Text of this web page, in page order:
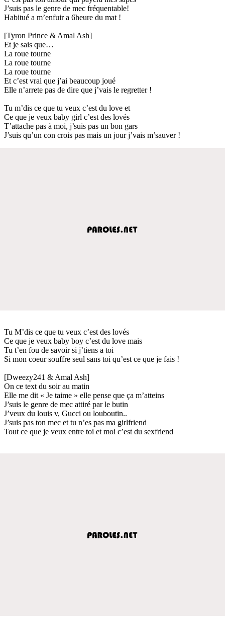
J’suis pas le genre de mec fréquentable!
Habitué a m’enfuir a 6heure du mat !
[Tyron Prince & Amal Ash]
Et je sais que…
La roue tourne
La roue tourne
La roue tourne
Et c’est vrai que j’ai beaucoup joué
Elle n’arrete pas de dire que j’vais le regretter !
Tu m’dis ce que tu veux c’est du love et
Ce que je veux baby girl c’est des lovés
T’attache pas à moi, j’suis pas un bon gars
J’suis qu’un con crois pas mais un jour j’vais m’sauver !
Tu M’dis ce que tu veux c’est des lovés
Ce que je veux baby boy c’est du love mais
Tu t’en fou de savoir si j’tiens a toi
Si mon coeur souffre seul sans toi qu’est ce que je fais !
[Dweezy241 & Amal Ash]
On ce text du soir au matin
Elle me dit « Je taime » elle pense que ça m’atteins
J’suis le genre de mec attiré par le butin
J’veux du louis v, Gucci ou louboutin..
J’suis pas ton mec et tu n’es pas ma girlfriend
Tout ce que je veux entre toi et moi c’est du sexfriend